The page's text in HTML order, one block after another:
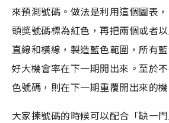
來預測號碼。做法是利用這個圖表
頭獎號碼標為紅色，再把兩個或者
直線和橫線，製造藍色範圍，所有
好大機會率在下一期開出來。至於
色號碼，則在下一期重覆開出來的
大家揀號碼的時候可以配合「缺一